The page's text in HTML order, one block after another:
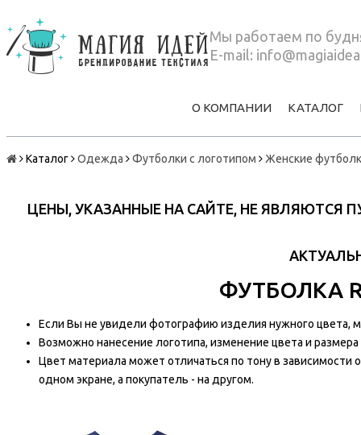
Мы работаем по
E-mail:
О КОМПАНИИ КАТАЛОГ
Каталог Одежда Футболки с логотипом Женские
ЦЕНЫ, УКАЗАННЫЕ НА САЙТЕ, НЕ
ФУТБОЛКА
Если Вы не увидели фотографию изделия нужного цвета,
Возможно нанесение логотипа, изменение цвета и
Цвет материала может отличаться по тону в зависимости
одном экране, а покупатель - на другом.